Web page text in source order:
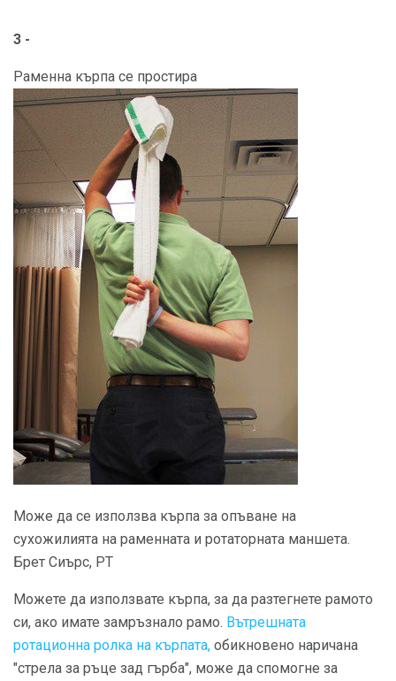
3 -
Раменна кърпа се простира
Може да се използва кърпа за опъване на
сухожилията на раменната и ротаторната маншета.
Брет Сиърс, PT
Можете да използвате кърпа, за да разтегнете рамото
си, ако имате замръзнало рамо. Вътрешната
ротационна ролка на кърпата, обикновено наричана
"стрела за ръце зад гърба", може да спомогне за